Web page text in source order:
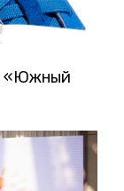
«Южный